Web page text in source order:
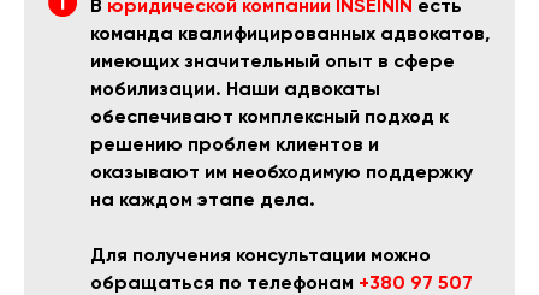
В юридической компании INSEININ есть
команда квалифицированных адвокатов,
имеющих значительный опыт в сфере
мобилизации. Наши адвокаты
обеспечивают комплексный подход к
решению проблем клиентов и
оказывают им необходимую поддержку
на каждом этапе дела.
Для получения консультации можно
обращаться по телефонам +380 97 507